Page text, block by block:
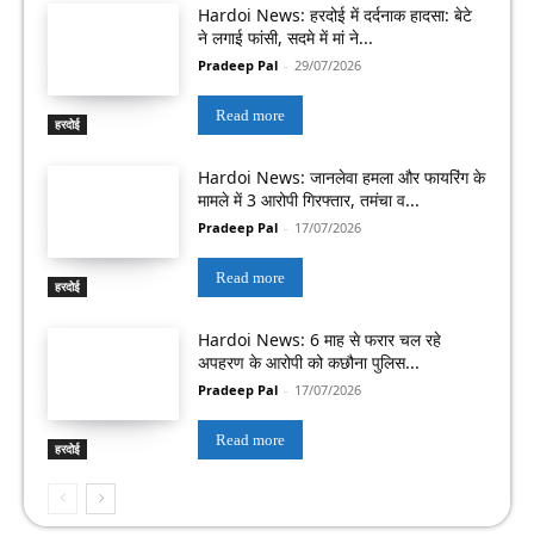
हरदोई
Hardoi News: हरदोई में दर्दनाक हादसा: बेटे
ने लगाई फांसी, सदमे में मां ने...
Pradeep Pal - 29/07/2026
Read more
हरदोई
Hardoi News: जानलेवा हमला और फायरिंग के
मामले में 3 आरोपी गिरफ्तार, तमंचा व...
Pradeep Pal - 17/07/2026
Read more
हरदोई
Hardoi News: 6 माह से फरार चल रहे
अपहरण के आरोपी को कछौना पुलिस...
Pradeep Pal - 17/07/2026
Read more